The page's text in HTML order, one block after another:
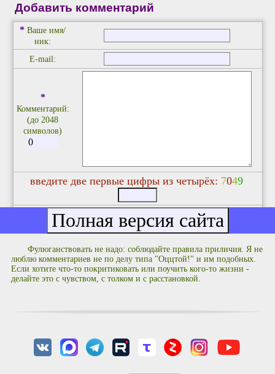
Добавить комментарий
* Ваше имя/
ник:
E-mail:
*
Комментарий:
(до 2048
символов)
введите две первые цифры из четырёх: 7049
Фулюганствовать не надо: соблюдайте правила приличия. Я не
люблю комментариев не по делу типа "Оццтой!" и им подобных.
Если хотите что-то покритиковать или поучить кого-то жизни -
делайте это с чувством, с толком и с расстановкой.